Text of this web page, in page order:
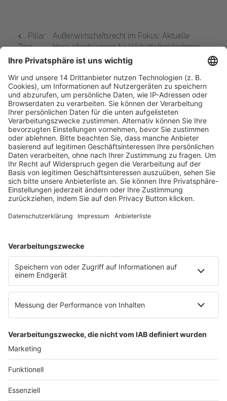
Pillar
Two –
Update
Außenwirtschaftsrecht im Fokus: Aktuelle
Herausforderungen für Wirtschaftsteilnehmer
durch EU Sanktionen im Russland-Kontext
Fachmedien Recht und Wirtschaft
Ein Fachbereich der
dfv Mediengruppe
Mainzer Landstr. 251
60326 Frankfurt am Main
E-Mail:info@ruw.de
Web:https://www.ruw.de
AGB
Datenschutzerklärung
Genderhinweis
Cookie-Einstellungen